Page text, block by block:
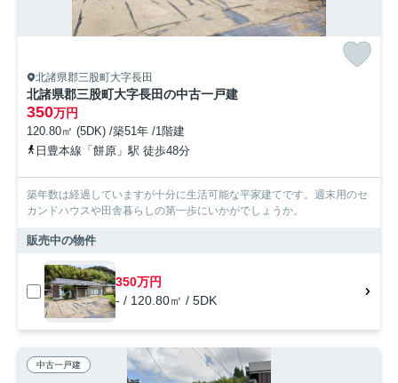
北諸県郡三股町大字長田
北諸県郡三股町大字長田の中古一戸建
350万円
120.80㎡ (5DK) /築51年 /1階建
日豊本線「餅原」駅 徒歩48分
築年数は経過していますが十分に生活可能な平家建てです。週末用のセ
カンドハウスや田舎暮らしの第一歩にいかがでしょうか。
販売中の物件
350万円
- / 120.80㎡ / 5DK
中古一戸建